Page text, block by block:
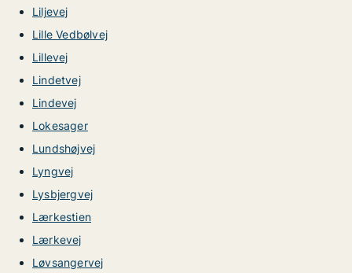
Liljevej
Lille Vedbølvej
Lillevej
Lindetvej
Lindevej
Lokesager
Lundshøjvej
Lyngvej
Lysbjergvej
Lærkestien
Lærkevej
Løvsangervej